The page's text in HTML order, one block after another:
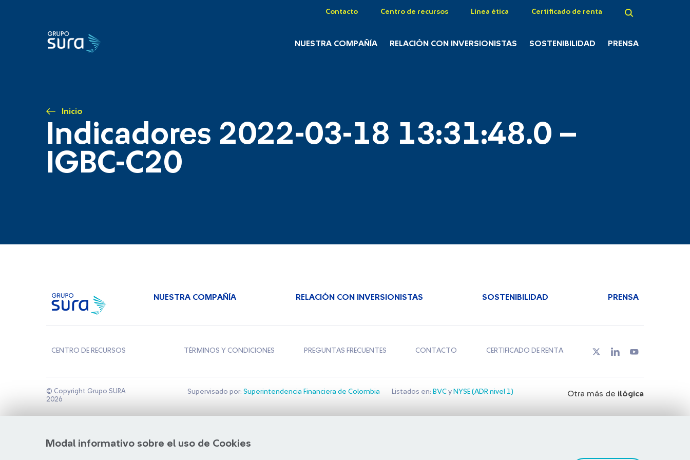
Contacto Centro de recursos Línea ética Certificado de renta
NUESTRA COMPAÑÍA RELACIÓN CON INVERSIONISTAS SOSTENIBILIDAD PRENSA
Inicio
Indicadores 2022-03-18 13:31:48.0 –
IGBC-C20
Modal informativo sobre el uso de Cookies
NUESTRA COMPAÑÍA RELACIÓN CON INVERSIONISTAS SOSTENIBILIDAD PRENSA
CENTRO DE RECURSOS TÉRMINOS Y CONDICIONES PREGUNTAS FRECUENTES CONTACTO CERTIFICADO DE RENTA
© Copyright Grupo SURA
2026
Supervisado por: Superintendencia Financiera de Colombia Listados en: BVCy NYSE (ADR nivel 1) Otra más de ilógica